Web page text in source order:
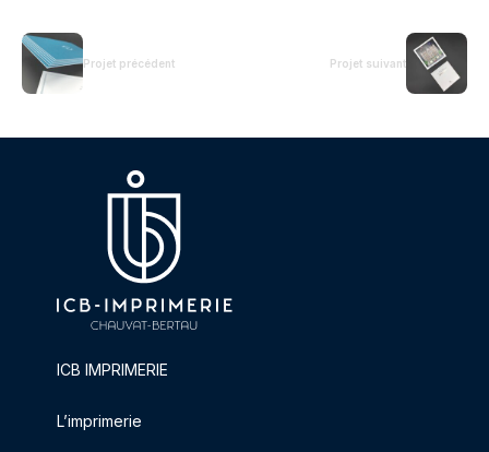
Projet précédent Projet suivant
ICB IMPRIMERIE
L’imprimerie